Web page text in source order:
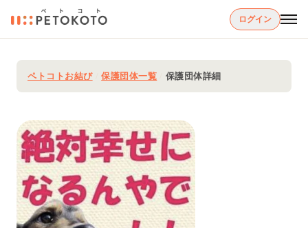
ログイン
ペトコトお結び 保護団体一覧 保護団体詳細